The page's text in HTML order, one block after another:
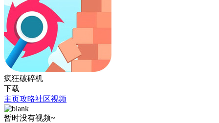
疯狂破碎机
下载
主页攻略社区视频
暂时没有视频~